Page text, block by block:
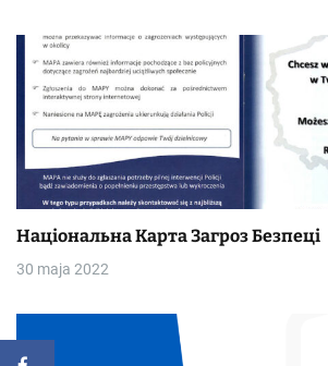
Національна Kapтa Загроз Безпеці
30 maja 2022